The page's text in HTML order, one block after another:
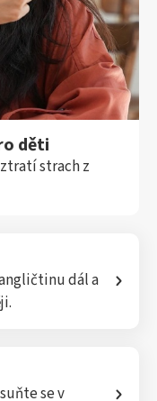
děti
strach z
dál a
se v